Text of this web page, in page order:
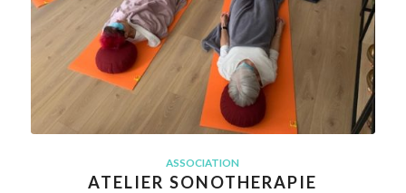
ASSOCIATION
ATELIER SONOTHERAPIE